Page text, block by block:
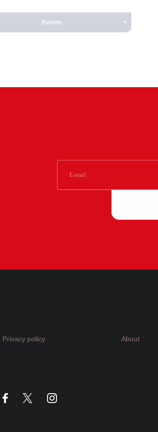
Events
Privacy policy About